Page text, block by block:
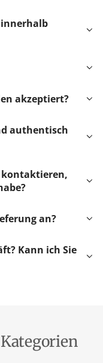
innerhalb
akzeptiert?
authentisch
kontaktieren,
an?
Kann ich Sie
Kategorien